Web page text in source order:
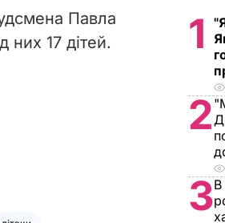
Павла
них 17 дітей. 1
2
3В